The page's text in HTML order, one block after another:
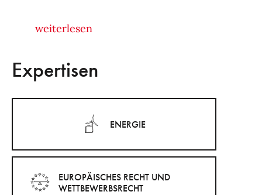
weiterlesen
Expertisen
ENERGIE
EUROPÄISCHES RECHT UND
WETTBEWERBSRECHT